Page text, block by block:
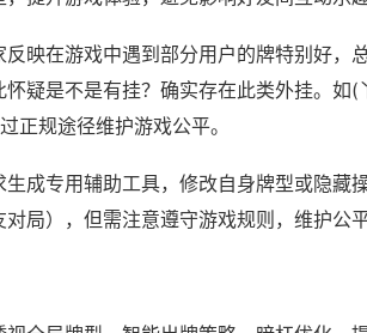
映在游戏中遇到部分用户的牌特别好，
疑是不是有挂？确实存在此类外挂。如(
正规途径维护游戏公平。
成专用辅助工具，修改自身牌型或隐藏
局），但需注意遵守游戏规则，维护公平